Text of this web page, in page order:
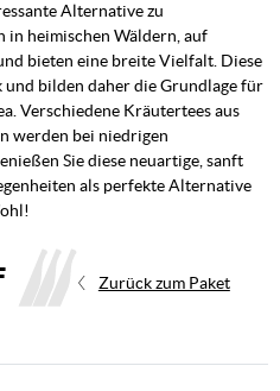
Alternative zu
in heimischen Wäldern, auf
bieten eine breite Vielfalt. Diese
und bilden daher die Grundlage für
Verschiedene Kräutertees aus
werden bei niedrigen
Sie diese neuartige, sanft
als perfekte Alternative
Zurück zum Paket